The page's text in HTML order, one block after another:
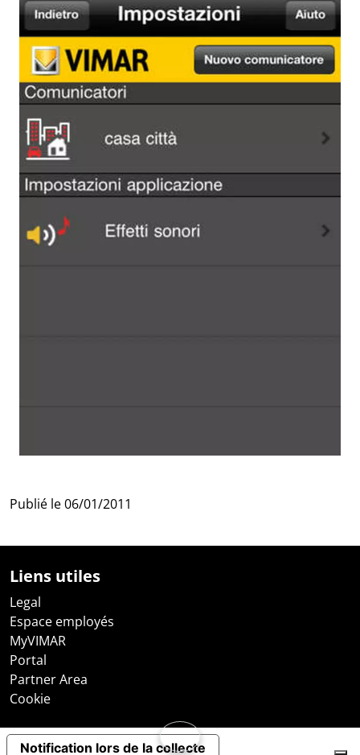
Publié le06/01/2011
Liens utiles
Legal
Espace employés
MyVIMAR
Portal
Partner Area
Cookie
Notification lors de la collecte